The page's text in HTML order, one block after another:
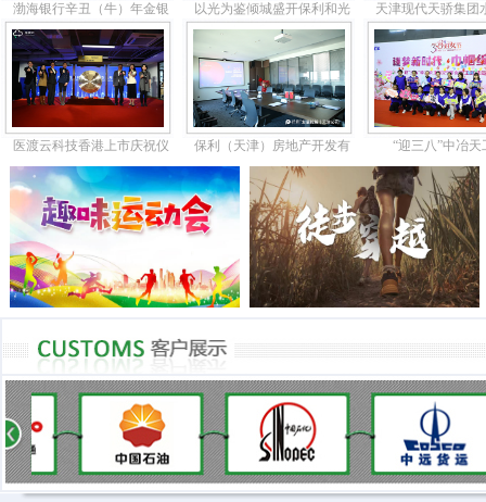
渤海银行辛丑（牛）年金银 以光为鉴倾城盛开保利和光 天津现代天骄集团
医渡云科技香港上市庆祝仪 保利（天津）房地产开发有 “迎三八”中冶天